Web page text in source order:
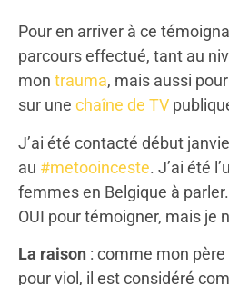
Pour en arriver à ce
parcours effectué, tant au
mon trauma, mais aussi
sur une chaîne de TV
J’ai été contacté début
au #metooinceste. J’ai été
femmes en Belgique à
OUI pour témoigner, mais je
La raison : comme mon père
pour viol, il est considéré